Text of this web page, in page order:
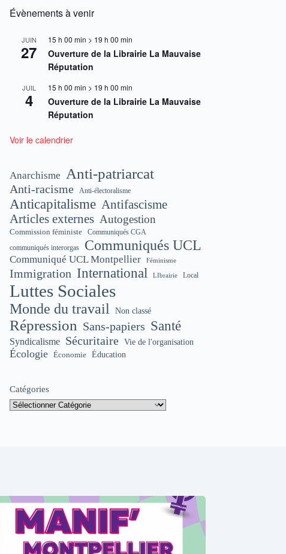
Évènements à venir
JUIN
27
15 h 00 min > 19 h 00 min
Ouverture de la Librairie La Mauvaise
Réputation
JUIL
4
15 h 00 min > 19 h 00 min
Ouverture de la Librairie La Mauvaise
Réputation
Voir le calendrier
Anarchisme Anti-patriarcat
Anti-racisme Anti-électoralisme
Anticapitalisme Antifascisme
Articles externes Autogestion
Commission féministe Communiqués CGA
communiqués interorgas Communiqués UCL
Communiqué UCL Montpellier Féminisme
Immigration International LIbrairie Local
Luttes Sociales
Monde du travail Non classé
Répression Sans-papiers Santé
Syndicalisme Sécuritaire Vie de l'organisation
Écologie Économie Éducation
Catégories